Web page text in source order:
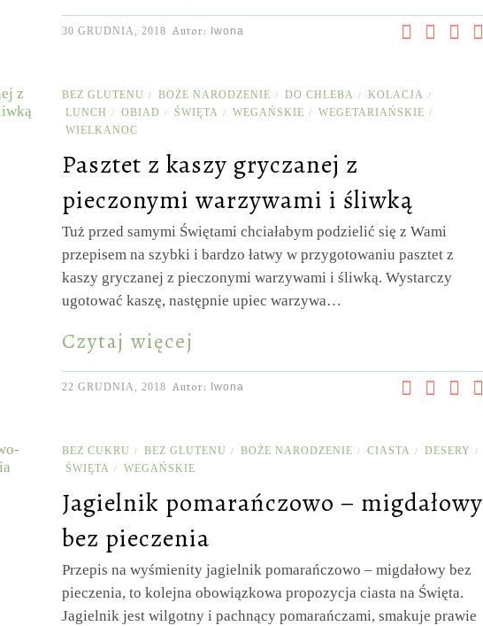
30 GRUDNIA, 2018 Autor: Iwona
BEZ GLUTENU / BOŻE NARODZENIE / DO CHLEBA / KOLACJA /
LUNCH / OBIAD / ŚWIĘTA / WEGAŃSKIE / WEGETARIAŃSKIE /
WIELKANOC
Pasztet z kaszy gryczanej z
pieczonymi warzywami i śliwką
Tuż przed samymi Świętami chciałabym podzielić się z Wami
przepisem na szybki i bardzo łatwy w przygotowaniu pasztet z
kaszy gryczanej z pieczonymi warzywami i śliwką. Wystarczy
ugotować kaszę, następnie upiec warzywa…
Czytaj więcej
22 GRUDNIA, 2018 Autor: Iwona
BEZ CUKRU / BEZ GLUTENU / BOŻE NARODZENIE / CIASTA / DESERY /
ŚWIĘTA / WEGAŃSKIE
Jagielnik pomarańczowo – migdałowy
bez pieczenia
Przepis na wyśmienity jagielnik pomarańczowo – migdałowy bez
pieczenia, to kolejna obowiązkowa propozycja ciasta na Święta.
Jagielnik jest wilgotny i pachnący pomarańczami, smakuje prawie